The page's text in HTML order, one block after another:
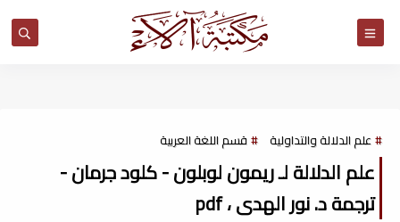
علم الدلالة والتداولية قسم اللغة العربية
علم الدلالة لـ ريمون لوبلون - كلود جرمان -
ترجمة د. نور الهدى ، pdf